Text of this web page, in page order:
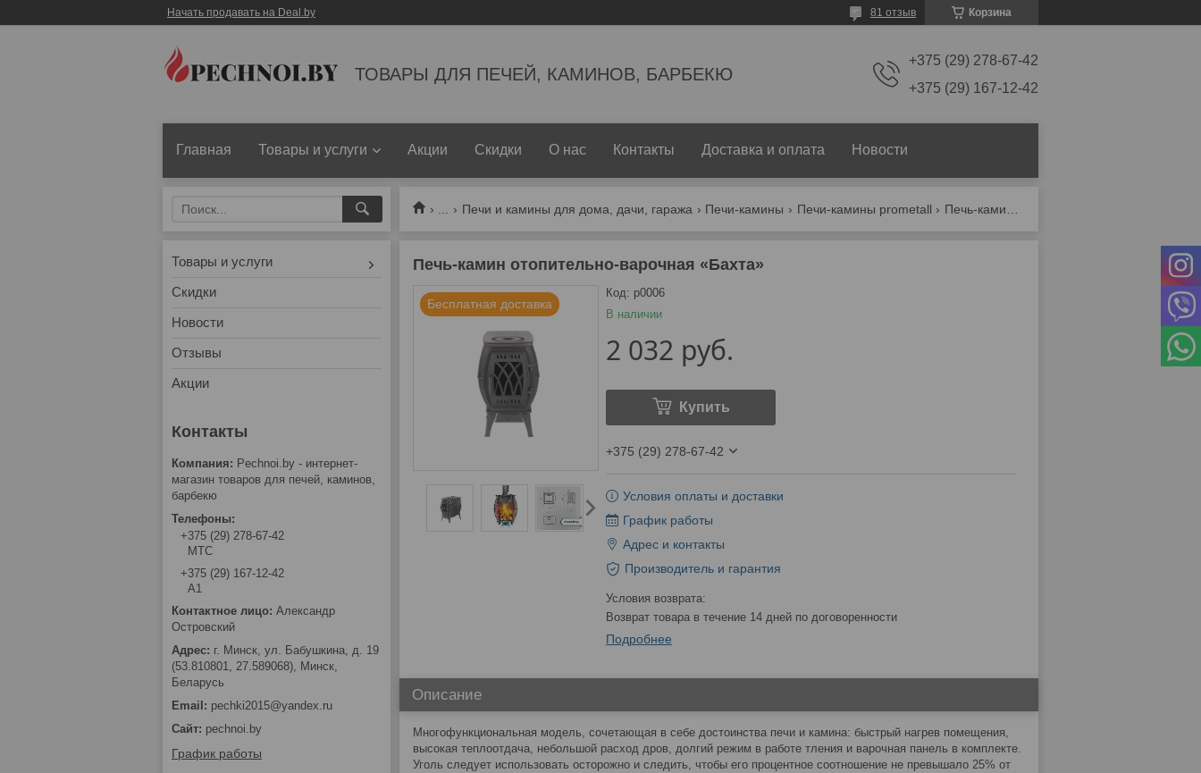
Начать продавать на Deal.by Корзина
81 отзыв
ТОВАРЫ ДЛЯ ПЕЧЕЙ, КАМИНОВ, БАРБЕКЮ
+375 (29) 278-67-42
+375 (29) 167-12-42
Главная Товары и услуги Акции Скидки О нас Контакты Доставка и оплата Новости
Печи и камины для дома, дачи, гаража Печи-камины Печи-камины prometall
Печь-камин отопительно-варочная «Бахта»
Бесплатная доставка
В наличии
Код: p0006
2 032 руб.
Купить
+375 (29) 278-67-42
Условия оплаты и доставки
График работы
Адрес и контакты
Производитель и гарантия
возврат товара в течение 14 дней по договоренности
Подробнее
Описание
Многофункциональная модель, сочетающая в себе достоинства печи и камина: быстрый нагрев помещения,
высокая теплоотдача, небольшой расход дров, долгий режим в работе тления и варочная панель в комплекте.
Уголь следует использовать осторожно и следить, чтобы его процентное соотношение не превышало 25% от
Товары и услуги
Скидки
Новости
Отзывы
Акции
Pechnoi.by - интернет-
магазин товаров для печей, каминов,
барбекю
+375 (29) 278-67-42
МТС
+375 (29) 167-12-42
А1
Александр
Островский
г. Минск, ул. Бабушкина, д. 19
(53.810801, 27.589068), Минск,
Беларусь
pechki2015@yandex.ru
pechnoi.by
График работы